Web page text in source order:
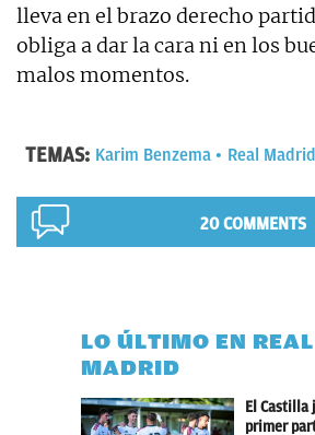
lleva en el brazo derecho
obliga a dar la cara ni en los
malos momentos.
TEMAS: Karim Benzema Real Madrid
20 COMMENTS
LO ÚLTIMO EN REAL
MADRID
El Castilla
primer